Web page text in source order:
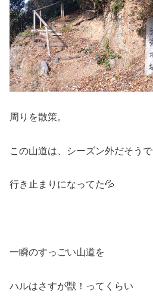
周りを散策。
この山道は、シーズン外だそうで
行き止まりになってた💦
一瞬のすっごい山道を
ハルはさすが獣！ってくらい